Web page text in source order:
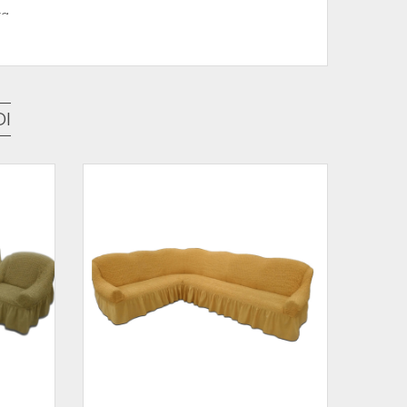
starog namještaja
rješenje za zaštitu stolica,NARCIS bijeli